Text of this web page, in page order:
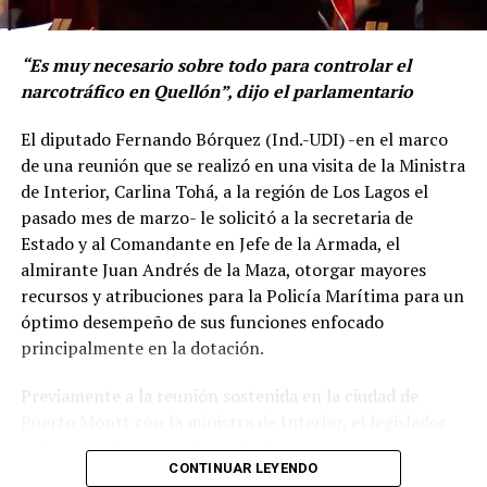
apoyo!!!!”
Por el momento, las personas aludidas no han emitido
recién comienza y, el mencionado posteo, ha generado
comentarios de todo tipo, en su gran mayoría, a favor
del humorista de Punta Arenas.
dominio de bienes inmuebles cuyo avalúo fiscal sea
hoy en día sus pensiones sean insuficientes para costear
la gran cantidad de gastos que trae consigo la
mantención de una propiedad, tal como ocurre con los
derechos de aseo municipal”.
“Sumando a lo anterior, los municipios de nuestro país
no cuentan con la facultad de declarar de oficio la
prescripción de deudas de los derechos de aseo
municipal, por lo que, incluso en aquellos casos en que
las autoridades comunales tienen la intención de ayudar
a los habitantes más vulnerables de su comuna, se
encuentran impedidas al no existir ninguna ley ni
reglamento que así las faculte”, subrayó el
Por ello, Bórquez aseguró que se hace necesario “tener
“Es muy necesario sobre todo para controlar el
narcotráfico en Quellón”, dijo el parlamentario
El diputado Fernando Bórquez (Ind.-UDI) -en el marco
de una reunión que se realizó en una visita de la Ministra
de Interior, Carlina Tohá, a la región de Los Lagos el
pasado mes de marzo- le solicitó a la secretaria de
Estado y al Comandante en Jefe de la Armada, el
almirante Juan Andrés de la Maza, otorgar mayores
recursos y atribuciones para la Policía Marítima para un
óptimo desempeño de sus funciones enfocado
principalmente en la dotación.
Previamente a la reunión sostenida en la ciudad de
ya había realizado un llamado al gobierno para entregar
mayores recursos a la Policía Marítima dependiente de
CONTINUAR LEYENDO